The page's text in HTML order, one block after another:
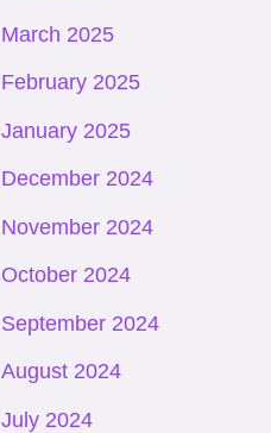
March 2025
February 2025
January 2025
December 2024
November 2024
October 2024
September 2024
August 2024
July 2024